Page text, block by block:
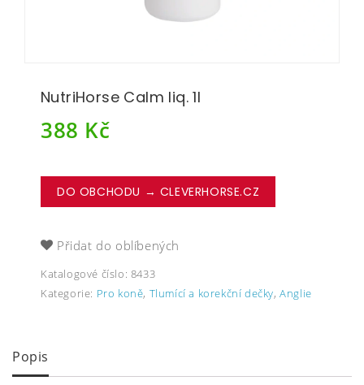
NutriHorse Calm liq. 1l
388 Kč
DO OBCHODU → CLEVERHORSE.CZ
Přidat do oblíbených
Katalogové číslo: 8433
Kategorie: Pro koně, Tlumící a korekční dečky,Anglie
Popis